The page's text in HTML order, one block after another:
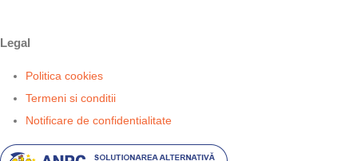
Legal
Politica cookies
Termeni si conditii
Notificare de confidentialitate